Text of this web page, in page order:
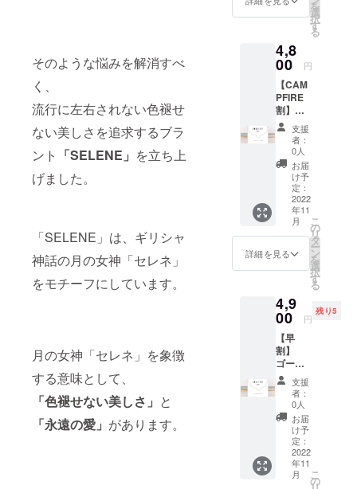
そのような悩みを解消すべ
く、
流行に左右されない色褪せ
ない美しさを追求するブラ
ント 「SELENE」 を立ち上
げました。
「SELENE」は、ギリシャ
神話の月の女神「セレネ」
をモチーフにしています。
月の女神「セレネ」を象徴
する意味として、
「色褪せない美しさ」 と
「永遠の愛」 があります。
を
選
択
す
る
4,8
00 円
【CAM
PFIRE
割】シ
ルバー
ブレス
レット
『シー
ラ』 ※
送料込
みの価
格で
す。 一
般販売
価格：
5,000円
支援
者：
0人
お届
け予
定：
2022
年11
月
詳細を見る
こ
の
リ
タ
ー
ン
を
選
択
す
る
4,9
00 円
残り5
【早
割】
ゴール
ドブレ
スレッ
ト ※送
料込み
の価格
です。
一般販
売価
格：
支援
者：
0人
お届
け予
定：
2022
年11
月
こ
の